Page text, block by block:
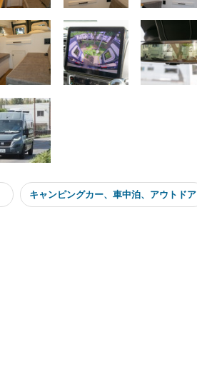
キャンピングカー、車中泊、アウトドア